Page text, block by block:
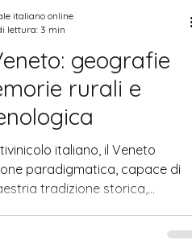
geografie
rurali e
italiano, il Veneto
paradigmatica, capace di
tradizione storica,
italiano online
lettura: 3 min